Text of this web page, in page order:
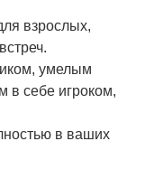
взрослых,
умелым
себе игроком,
в ваших